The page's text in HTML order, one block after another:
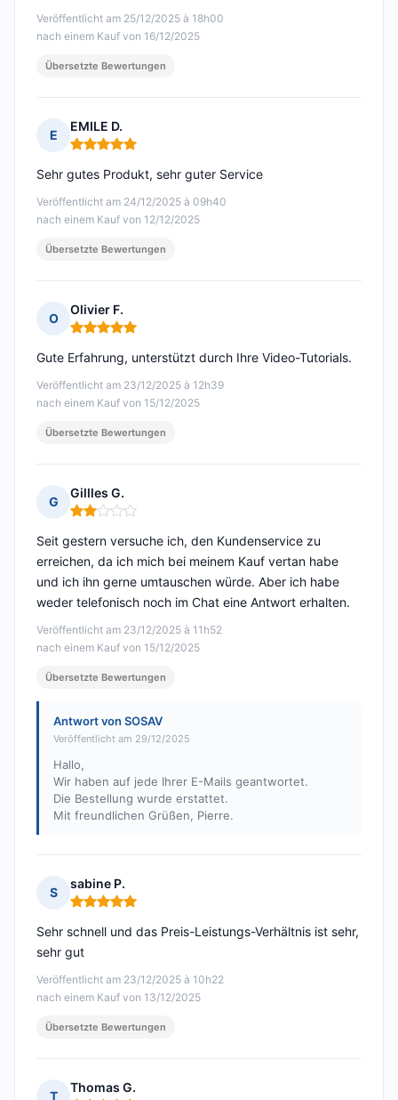
Veröffentlicht am 25/12/2025 à 18h00
nach einem Kauf von 16/12/2025
Übersetzte Bewertungen
E
EMILE D.
Hinweis: 5 von 5
Veröffentlicht am 24/12/2025 à 09h40
nach einem Kauf von 12/12/2025
Sehr gutes Produkt, sehr guter Service
Übersetzte Bewertungen
O
Olivier F.
Hinweis: 5 von 5
Veröffentlicht am 23/12/2025 à 12h39
nach einem Kauf von 15/12/2025
Gute Erfahrung, unterstützt durch Ihre Video-Tutorials.
Übersetzte Bewertungen
G
Gillles G.
Hinweis: 2 von 5
Veröffentlicht am 23/12/2025 à 11h52
nach einem Kauf von 15/12/2025
Seit gestern versuche ich, den Kundenservice zu
erreichen, da ich mich bei meinem Kauf vertan habe
und ich ihn gerne umtauschen würde. Aber ich habe
weder telefonisch noch im Chat eine Antwort erhalten.
Übersetzte Bewertungen
Antwort von SOSAV
Veröffentlicht am 29/12/2025
Hallo,
Wir haben auf jede Ihrer E-Mails geantwortet.
Die Bestellung wurde erstattet.
Mit freundlichen Grüßen, Pierre.
S
sabine P.
Hinweis: 5 von 5
Veröffentlicht am 23/12/2025 à 10h22
nach einem Kauf von 13/12/2025
Sehr schnell und das Preis-Leistungs-Verhältnis ist sehr,
sehr gut
Übersetzte Bewertungen
T
Thomas G.